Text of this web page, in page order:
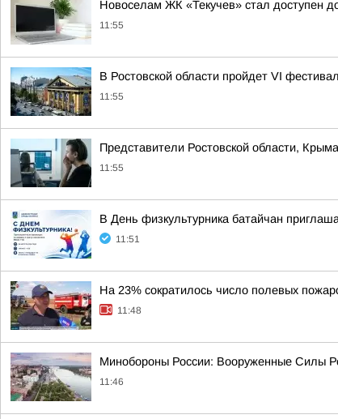
Новоселам ЖК «Текучев» стал доступен
11:55
В Ростовской области пройдет VI
11:55
Представители Ростовской области,
11:55
В День физкультурника батайчан
11:51
На 23% сократилось число полевых
11:48
Минобороны России: Вооруженные Силы
11:46